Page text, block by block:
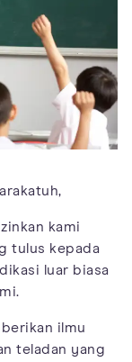
kami
tulus kepada
luar biasa
ilmu
teladan yang